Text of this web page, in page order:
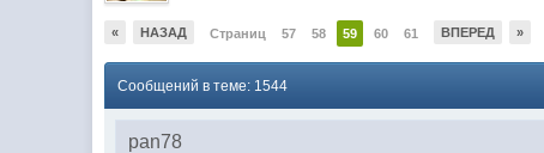
« НАЗАД Страниц 57 58 59 60 61 ВПЕРЕД »
Сообщений в теме: 1544
pan78